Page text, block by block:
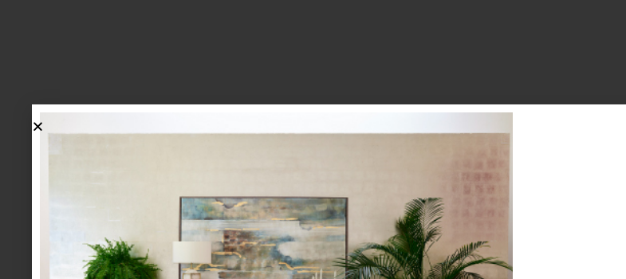
lo más nuevo
1.
BIENVENIDA, ZASH: UNA
NUEVA MANERA DE VIVIR
LA MESA LLEGA A CASA
PALACIO.